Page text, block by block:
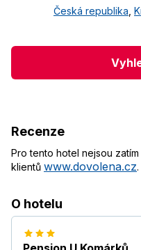
Česká republika
Recenze
Pro tento hotel nejsou
klientů www.dovolena.cz.
O hotelu